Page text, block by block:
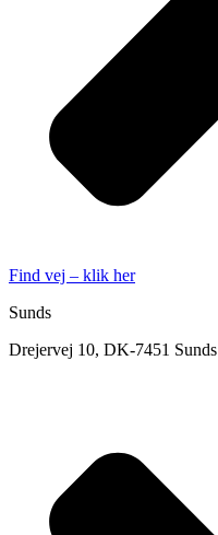
Find vej – klik her
Sunds
Drejervej 10, DK-7451 Sunds